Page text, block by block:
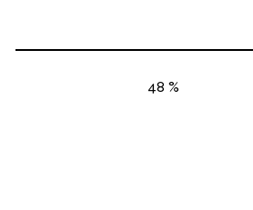
48 %